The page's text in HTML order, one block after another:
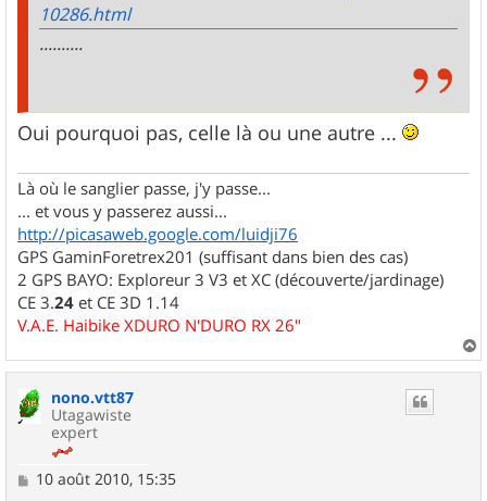
10286.html
..........
Oui pourquoi pas, celle là ou une autre ...
Là où le sanglier passe, j'y passe...
... et vous y passerez aussi...
http://picasaweb.google.com/luidji76
GPS GaminForetrex201 (suffisant dans bien des cas)
2 GPS BAYO: Exploreur 3 V3 et XC (découverte/jardinage)
CE 3.24 et CE 3D 1.14
V.A.E. Haibike XDURO N'DURO RX 26"
a
nono.vtt87
Utagawiste
expert
M10 août 2010, 15:35